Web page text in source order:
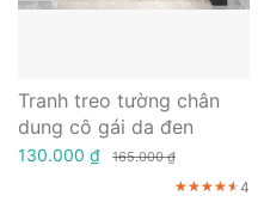
Tranh treo tường chân
dung cô gái da đen
130.000 ₫ 165.000 ₫
★★★★★
★★★★★
★★★★★4